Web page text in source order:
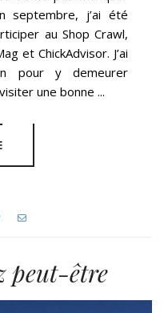
septembre, j’ai été
au Shop Crawl,
et ChickAdvisor. J’ai
pour y demeurer
une bonne ...
peut-être